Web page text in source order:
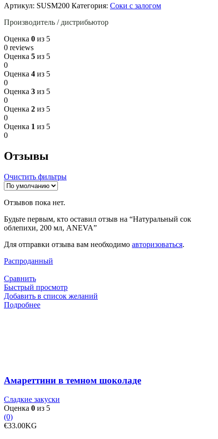
Артикул: SUSM200 Категория: Соки с залогом
Производитель / дистрибьютор
Оценка 0 из 5
0 reviews
Оценка 5 из 5
0
Оценка 4 из 5
0
Оценка 3 из 5
0
Оценка 2 из 5
0
Оценка 1 из 5
0
Отзывы
Очистить фильтры
Отзывов пока нет.
Будьте первым, кто оставил отзыв на “Натуральный сок
облепихи, 200 мл, ANEVA”
Для отправки отзыва вам необходимо авторизоваться.
Распроданный
Сравнить
Быстрый просмотр
Добавить в список желаний
Подробнее
Амареттини в темном шоколаде
Сладкие закуски
Оценка 0 из 5
(0)
€33.00KG